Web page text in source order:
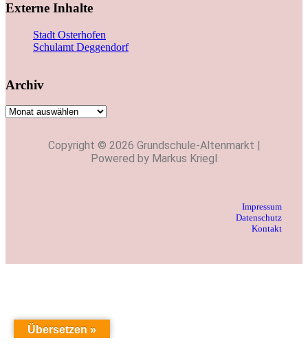
Externe Inhalte
Stadt Osterhofen
Schulamt Deggendorf
Archiv
Copyright © 2026 Grundschule-Altenmarkt |
Powered by Markus Kriegl
Impressum
Datenschutz
Kontakt
Übersetzen »